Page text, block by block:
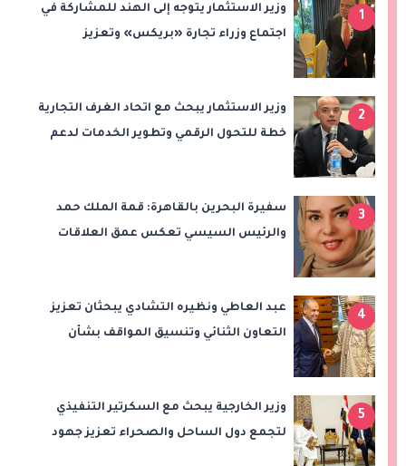
1
وزير الاستثمار يتوجه إلى الهند للمشاركة في
اجتماع وزراء تجارة «بريكس» وتعزيز
2
وزير الاستثمار يبحث مع اتحاد الغرف التجارية
خطة للتحول الرقمي وتطوير الخدمات لدعم
3
سفيرة البحرين بالقاهرة: قمة الملك حمد
والرئيس السيسي تعكس عمق العلاقات
4
عبد العاطي ونظيره التشادي يبحثان تعزيز
التعاون الثنائي وتنسيق المواقف بشأن
5
وزير الخارجية يبحث مع السكرتير التنفيذي
لتجمع دول الساحل والصحراء تعزيز جهود